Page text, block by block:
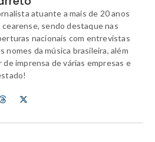
atuante a mais de 20 anos
cearense, sendo destaque nas
nacionais com entrevistas
nomes da música brasileira, além
de imprensa de várias empresas e